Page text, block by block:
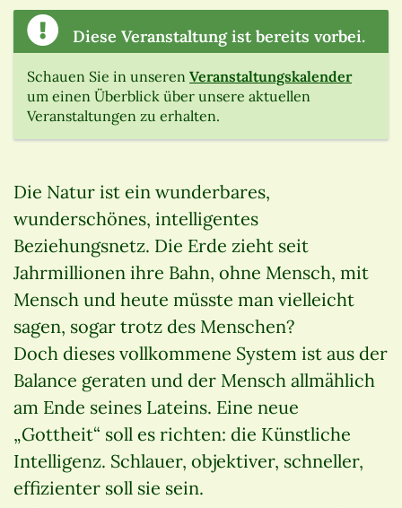
Diese Veranstaltung ist bereits vorbei.
Schauen Sie in unseren Veranstaltungskalender
um einen Überblick über unsere aktuellen
Veranstaltungen zu erhalten.
Die Natur ist ein wunderbares,
wunderschönes, intelligentes
Beziehungsnetz. Die Erde zieht seit
Jahrmillionen ihre Bahn, ohne Mensch, mit
Mensch und heute müsste man vielleicht
sagen, sogar trotz des Menschen?
Doch dieses vollkommene System ist aus der
Balance geraten und der Mensch allmählich
am Ende seines Lateins. Eine neue
„Gottheit“ soll es richten: die Künstliche
Intelligenz. Schlauer, objektiver, schneller,
effizienter soll sie sein.